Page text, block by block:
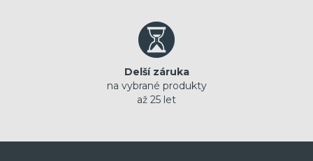
Delší záruka
na vybrané produkty
až 25 let